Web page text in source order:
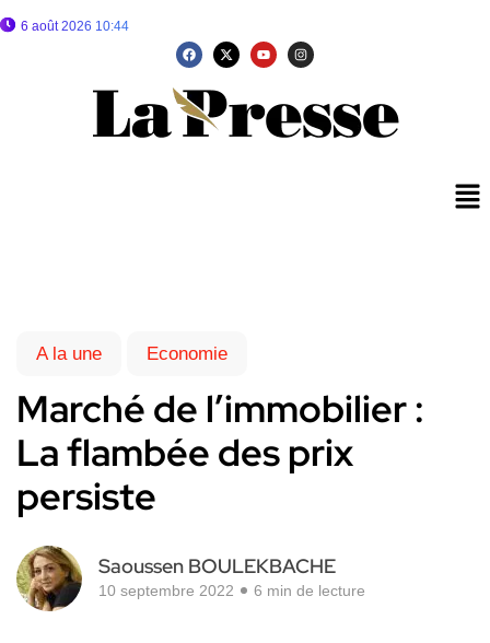
6 août 2026 10:44
A la une Economie
Marché de l’immobilier :
La flambée des prix
persiste
Saoussen BOULEKBACHE
10 septembre 2022 6 min de lecture